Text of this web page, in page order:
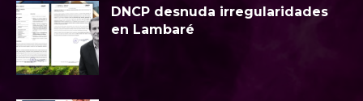
DNCP desnuda irregularidades
en Lambaré